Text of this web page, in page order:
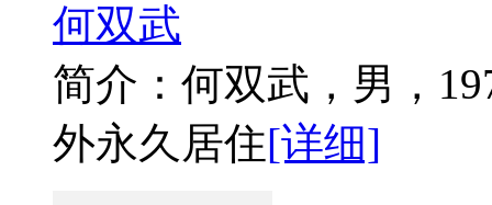
何双武
简介：何双武，男，
外永久居住[详细]